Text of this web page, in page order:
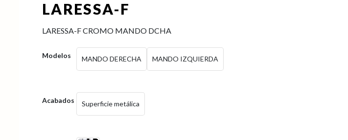
LARESSA-F
LARESSA-F CROMO MANDO DCHA
Modelos MANDO DERECHA MANDO IZQUIERDA
Acabados Superficie metálica